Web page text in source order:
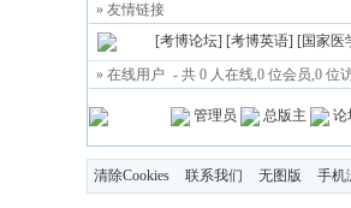
» 友情链接
[考博论坛] [考博英语] [国家医
» 在线用户 - 共 0 人在线,0 位会员,0 位
管理员 总版主 论
清除Cookies 联系我们 无图版 手机